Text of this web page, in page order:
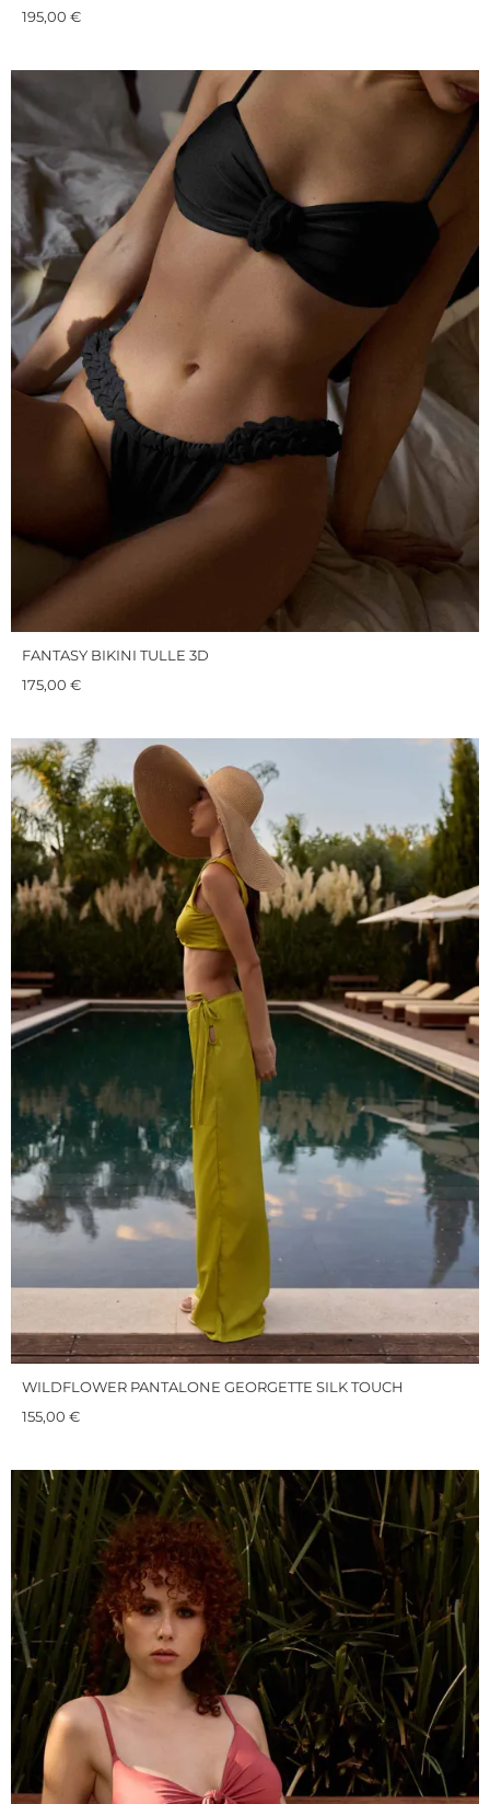
195,00 €
FANTASY BIKINI TULLE 3D
175,00 €
WILDFLOWER PANTALONE GEORGETTE SILK TOUCH
155,00 €